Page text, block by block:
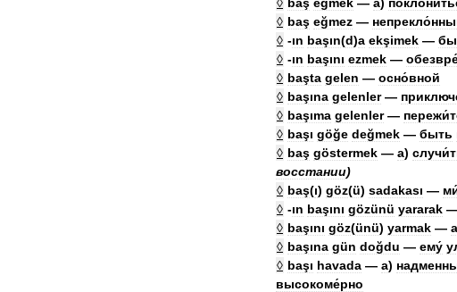
◊ baş eğmez —
◊ -ın başın(d)a ekşimek —
◊ -ın başını ezmek —
◊ başta gelen — осно́вной
◊ başına gelenler—
◊ başıma gelenler—
◊ başı göğe değmek — быть
◊ baş göstermek — а)
восстании)
◊ baş(ı) göz(ü) sadakası —
◊ -ın başını gözünü yararak
◊ başını göz(ünü) yarmak — а
◊ başına gün doğdu — ему́
◊ başı havada — а)
высокоме́рно